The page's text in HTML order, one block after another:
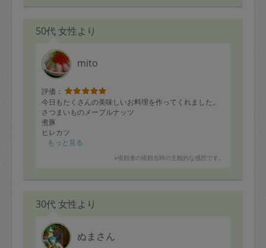
50代 女性より
mito
評価：
今日もたくさんの美味しいお料理を作ってくれました。
さつまいものメープルナッツ
煮豚
ヒレカツ
ししゃもの南蛮漬け
鶏肉と下仁田ねぎの生姜照り焼き
大根のえびあんかけ
スペアリブと野菜のハーブソテー
人参しりしり
玉ねぎスープ
定番になっているメニューもあります。
もっと見る
※依頼者の依頼当時の主観的な感想です。
30代 女性より
ぬまさん